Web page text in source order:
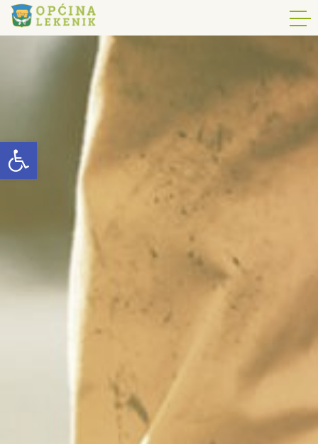
Open toolbar